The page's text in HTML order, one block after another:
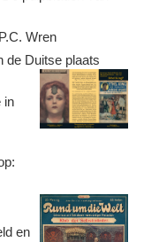
Wren
de Duitse plaats
in
en